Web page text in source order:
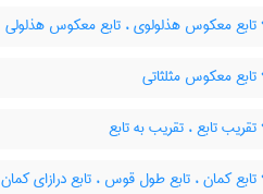
تابع معکوس هذلولوی ، تابع معکوس هذلولی
تابع معکوس مثلثاتی
تقریب تابع ، تقریب به تابع
تابع کمان ، تابع طول قوس ، تابع درازای کمان